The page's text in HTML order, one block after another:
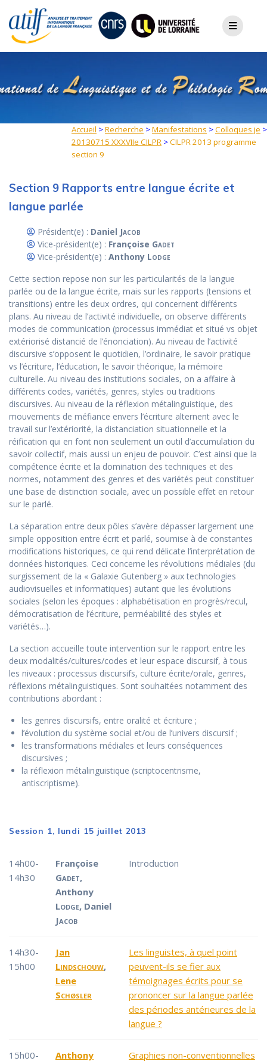
content
Accueil >Recherche >Manifestations >Colloques je >
20130715 XXXVIIe CILPR >CILPR 2013 programme
section 9
Section 9 Rapports entre langue écrite et
langue parlée
Président(e) : Daniel Jacob
Vice-président(e) : Françoise Gadet
Vice-président(e) : Anthony Lodge
Cette section repose non sur les particularités de la langue
parlée ou de la langue écrite, mais sur les rapports (tensions et
transitions) entre les deux ordres, qui concernent différents
plans. Au niveau de l’activité individuelle, on observe différents
modes de communication (processus immédiat et situé vs objet
extériorisé distancié de l’énonciation). Au niveau de l’activité
discursive s’opposent le quotidien, l’ordinaire, le savoir pratique
vs l’écriture, l’éducation, le savoir théorique, la mémoire
culturelle. Au niveau des institutions sociales, on a affaire à
différents codes, variétés, genres, styles ou traditions
discursives. Au niveau de la réflexion métalinguistique, des
mouvements de méfiance envers l’écriture alternent avec le
travail sur l’extériorité, la distanciation situationnelle et la
réification qui en font non seulement un outil d’accumulation du
savoir collectif, mais aussi un enjeu de pouvoir. C’est ainsi que la
compétence écrite et la domination des techniques et des
normes, notamment des genres et des variétés peut constituer
une base de distinction sociale, avec un possible effet en retour
sur le parlé.
La séparation entre deux pôles s’avère dépasser largement une
simple opposition entre écrit et parlé, soumise à de constantes
modifications historiques, ce qui rend délicate l’interprétation de
données historiques. Ceci concerne les révolutions médiales (du
surgissement de la « Galaxie Gutenberg » aux technologies
audiovisuelles et informatiques) autant que les évolutions
sociales (selon les époques : alphabétisation en progrès/recul,
démocratisation de l’écriture, perméabilité des styles et
variétés…).
La section accueille toute intervention sur le rapport entre les
deux modalités/cultures/codes et leur espace discursif, à tous
les niveaux : processus discursifs, culture écrite/orale, genres,
réflexions métalinguistiques. Sont souhaitées notamment des
contributions abordant :
les genres discursifs, entre oralité et écriture ;
l’évolution du système social et/ou de l’univers discursif ;
les transformations médiales et leurs conséquences
discursives ;
la réflexion métalinguistique (scriptocentrisme,
antiscriptisme).
Session 1, lundi 15 juillet 2013
14h00-
14h30
Françoise
Gadet,
Anthony
Lodge, Daniel
Jacob
Introduction
14h30-
15h00
Jan
Lindschouw,
Lene
Schøsler
Les linguistes, à quel point
peuvent-ils se fier aux
témoignages écrits pour se
prononcer sur la langue parlée
des périodes antérieures de la
langue ?
15h00-
Anthony
Graphies non-conventionnelles